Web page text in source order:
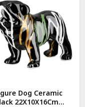
Dog Ceramic
22X10X16Cm